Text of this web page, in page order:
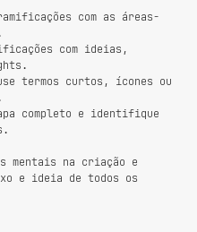
com as áreas-
com ideias,
termos curtos, ícones ou
completo e identifique
mentais na criação e
e ideia de todos os